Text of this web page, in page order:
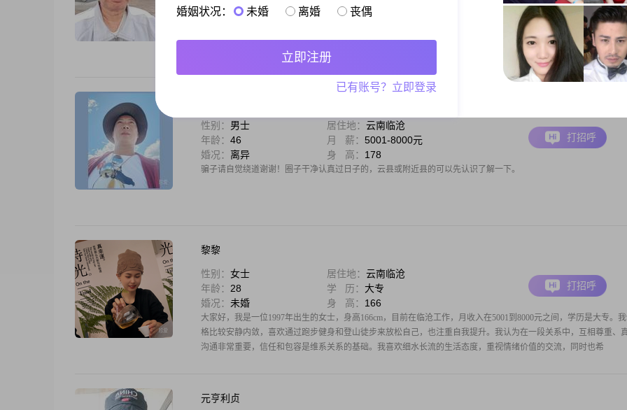
婚况：
离异 身 高：169
希望能找一个有忠诚互相信任，有陪伴有关心有尊重的善良女士，个人资料不真实有债务的免打扰，以免浪费时间
误己！相亲区域选择临沧市，请认真阅读我的资料，无半点虚假，无不良嗜好，退休金4600元住公租房，
性别： 男士 居住地： 云南临沧
年龄： 46 月 薪： 5001-8000元
婚况： 离异 身 高： 178
骗子请自觉绕道谢谢！圈子干净认真过日子的，云县或附近县的可以先认识了解一下。
打招呼
黎黎
性别： 女士 居住地： 云南临沧
年龄： 28 学 历： 大专
婚况： 未婚 身 高： 166
大家好，我是一位1997年出生的女士，身高166cm，目前在临沧工作，月收入在5001到8000元之间，学历是大专。
格比较安静内敛，喜欢通过跑步健身和登山徒步来放松自己，也注重自我提升。我认为在一段关系中，互相尊重、
沟通非常重要，信任和包容是维系关系的基础。我喜欢细水长流的生活态度，重视情绪价值的交流，同时也希
打招呼
元亨利贞
婚姻状况： 未婚 离婚 丧偶
立即注册
已有账号？立即登录